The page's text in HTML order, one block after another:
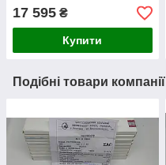
17 595 ₴
Купити
Подібні товари компанії